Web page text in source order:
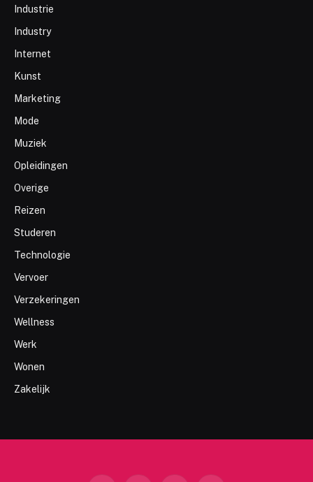
Industrie
Industry
Internet
Kunst
Marketing
Mode
Muziek
Opleidingen
Overige
Reizen
Studeren
Technologie
Vervoer
Verzekeringen
Wellness
Werk
Wonen
Zakelijk